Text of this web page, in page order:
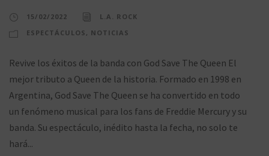
15/02/2022
L.A. ROCK
ESPECTÁCULOS , NOTICIAS
Revive los éxitos de la banda con God Save The Queen El
mejor tributo a Queen de la historia. Formado en 1998 en
Argentina, God Save The Queen se ha convertido en todo
un fenómeno musical para los fans de Freddie Mercury y su
banda. Su espectáculo, inédito hasta la fecha, no solo te
hará...